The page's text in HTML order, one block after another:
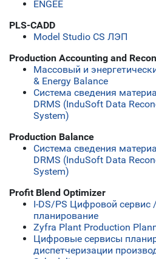
ENGEE
PLS-CADD
Model Studio CS ЛЭП
Production Accounting and
Массовый и
& Energy Balance
Система сведения
DRMS (InduSoft Data
System)
Production Balance
Система сведения
DRMS (InduSoft Data
System)
Profit Blend Optimizer
I-DS/PS Цифровой сервис
планирование
Zyfra Plant Production
Цифровые сервисы
диспетчеризации